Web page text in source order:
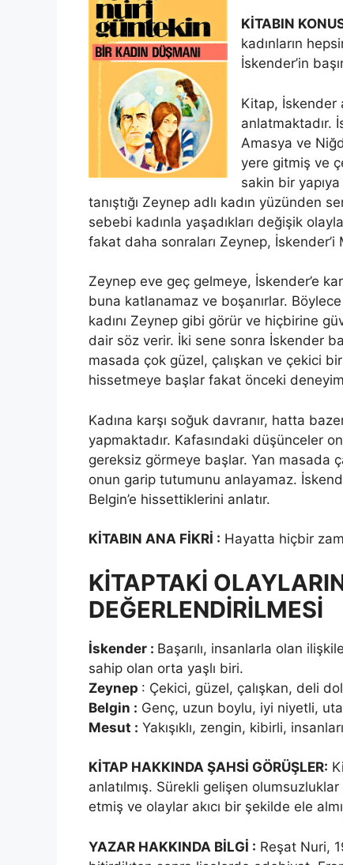
KİTABIN
kadınların
İskender’in
Kitap, İskender
anlatmaktadır.
Amasya ve
yere gitmiş ve
sakin bir
tanıştığı Zeynep adlı kadın yüzünden
sebebi kadınla yaşadıkları değişik
fakat daha sonraları Zeynep, İskender’i
Zeynep eve geç gelmeye, İskender’e
buna katlanamaz ve boşanırlar.
kadını Zeynep gibi görür ve hiçbirine
dair söz verir. İki sene sonra İskender
masada çok güzel, çalışkan ve çekici
hissetmeye başlar fakat önceki
Kadına karşı soğuk davranır, hatta
yapmaktadır. Kafasındaki düşünceler
gereksiz görmeye başlar. Yan masada
onun garip tutumunu anlayamaz.
Belgin’e hissettiklerini anlatır.
KİTABIN ANA FİKRİ : Hayatta hiçbir
KİTAPTAKİ
DEĞERLENDİRİLMESİ
İskender : Başarılı, insanlarla olan
sahip olan orta yaşlı biri.
Zeynep : Çekici, güzel, çalışkan, deli
Belgin : Genç, uzun boylu, iyi niyetli,
Mesut : Yakışıklı, zengin, kibirli,
KİTAP HAKKINDA ŞAHSİ GÖRÜŞLER:
anlatılmış. Sürekli gelişen
etmiş ve olaylar akıcı bir şekilde ele
YAZAR HAKKINDA BİLGİ : Reşat Nuri,